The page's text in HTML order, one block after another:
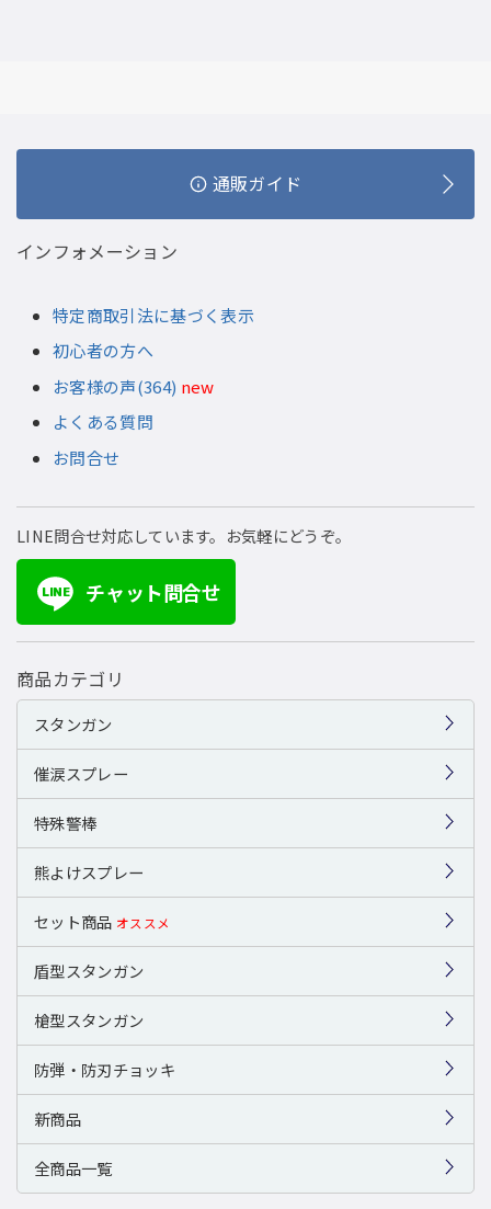
通販ガイド
インフォメーション
特定商取引法に基づく表示
初心者の方へ
お客様の声(364) new
よくある質問
お問合せ
LINE問合せ対応しています。お気軽にどうぞ。
LINE チャット問合せ
商品カテゴリ
スタンガン
催涙スプレー
特殊警棒
熊よけスプレー
セット商品 オススメ
盾型スタンガン
槍型スタンガン
防弾・防刃チョッキ
新商品
全商品一覧